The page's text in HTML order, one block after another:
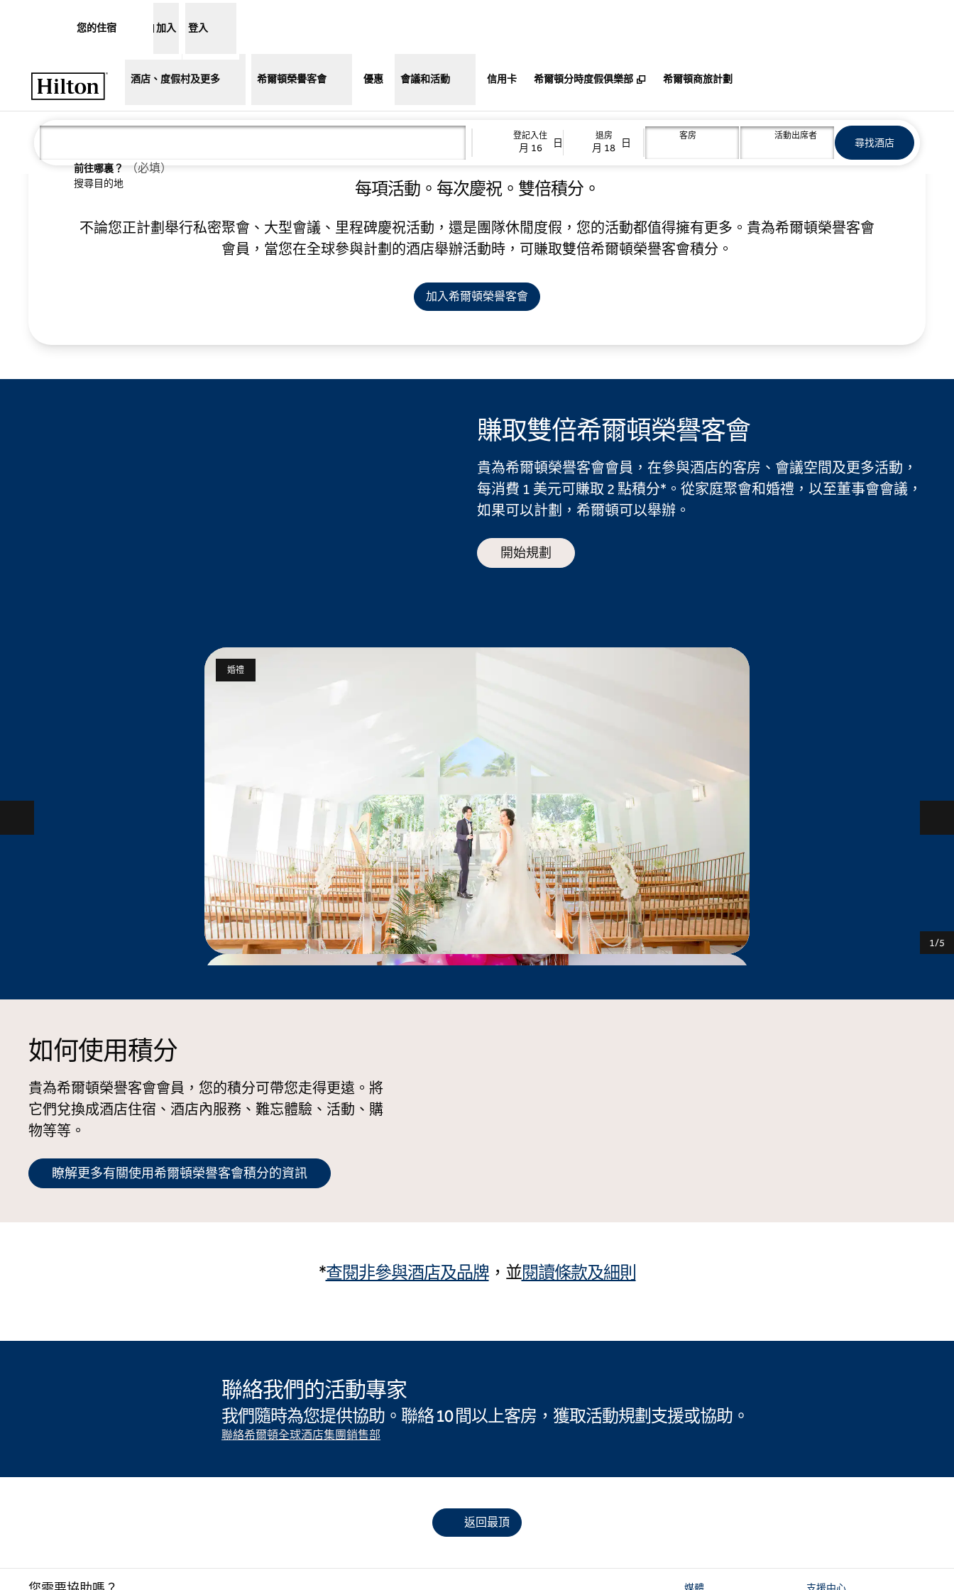
開啟選單您的住宿 加入 登入
酒店、度假村及更多 希爾頓榮譽客會 優惠 會議和活動 信用卡 希爾頓分時度假俱樂部
希爾頓商旅計劃
前往哪裏？ （必填）
搜尋目的地
登記入住
月 16 日
退房
月 18 日
客房 活動出席者
尋找酒店 開啟新分頁
尋找酒店
希爾頓榮譽客會活動嘉賞計劃
每項活動。每次慶祝。雙倍積分。
不論您正計劃舉行私密聚會、大型會議、里程碑慶祝活動，還是團隊休閒度假，您的活動都值得擁有更多。貴為希爾頓榮譽客會
會員，當您在全球參與計劃的酒店舉辦活動時，可賺取雙倍希爾頓榮譽客會積分。
加入希爾頓榮譽客會
賺取雙倍希爾頓榮譽客會
貴為希爾頓榮譽客會會員，在參與酒店的客房、會議空間及更多活動，
每消費 1 美元可賺取 2 點積分*。從家庭聚會和婚禮，以至董事會會議，
如果可以計劃，希爾頓可以舉辦。
開始規劃
婚禮
1/5
如何使用積分
貴為希爾頓榮譽客會會員，您的積分可帶您走得更遠。將
它們兌換成酒店住宿、酒店內服務、難忘體驗、活動、購
物等等。
瞭解更多有關使用希爾頓榮譽客會積分的資訊
*查閱非參與酒店及品牌，並閱讀條款及細則
聯絡我們的活動專家
我們隨時為您提供協助。聯絡 10 間以上客房，獲取活動規劃支援或協助。
聯絡希爾頓全球酒店集團銷售部
返回最頂